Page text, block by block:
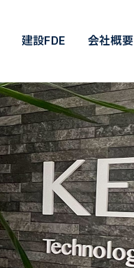
建設FDE 会社概要